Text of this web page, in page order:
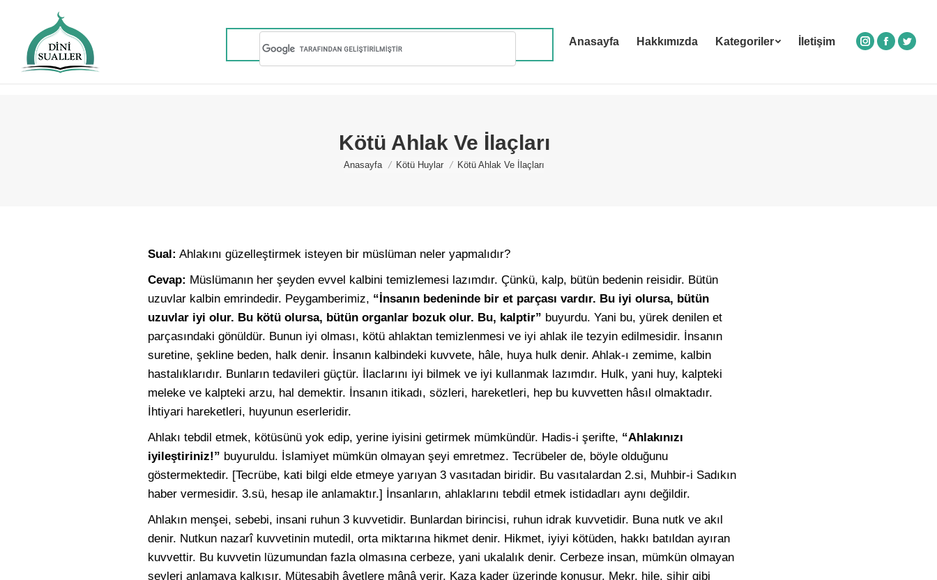
Anasayfa Hakkımızda Kategoriler İletişim
Instagram
Facebook
Kötü Ahlak Ve İlaçları
You are here:
Anasayfa Kötü Huylar Kötü Ahlak Ve İlaçları
Sual: Ahlakını güzelleştirmek isteyen bir müslüman neler yapmalıdır?
Cevap: Müslümanın her şeyden evvel kalbini temizlemesi lazımdır. Çünkü, kalp, bütün bedenin reisidir. Bütün
uzuvlar kalbin emrindedir. Peygamberimiz, “İnsanın bedeninde bir et parçası vardır. Bu iyi olursa, bütün
uzuvlar iyi olur. Bu kötü olursa, bütün organlar bozuk olur. Bu, kalptir” buyurdu. Yani bu, yürek denilen et
parçasındaki gönüldür. Bunun iyi olması, kötü ahlaktan temizlenmesi ve iyi ahlak ile tezyin edilmesidir. İnsanın
suretine, şekline beden, halk denir. İnsanın kalbindeki kuvvete, hâle, huya hulk denir. Ahlak-ı zemime, kalbin
hastalıklarıdır. Bunların tedavileri güçtür. İlaclarını iyi bilmek ve iyi kullanmak lazımdır. Hulk, yani huy, kalpteki
meleke ve kalpteki arzu, hal demektir. İnsanın itikadı, sözleri, hareketleri, hep bu kuvvetten hâsıl olmaktadır.
İhtiyari hareketleri, huyunun eserleridir.
Ahlakı tebdil etmek, kötüsünü yok edip, yerine iyisini getirmek mümkündür. Hadis-i şerifte, “Ahlakınızı
iyileştiriniz!” buyuruldu. İslamiyet mümkün olmayan şeyi emretmez. Tecrübeler de, böyle olduğunu
göstermektedir. [Tecrübe, kati bilgi elde etmeye yarıyan 3 vasıtadan biridir. Bu vasıtalardan 2.si, Muhbir-i Sadıkın
haber vermesidir. 3.sü, hesap ile anlamaktır.] İnsanların, ahlaklarını tebdil etmek istidadları aynı değildir.
Ahlakın menşei, sebebi, insani ruhun 3 kuvvetidir. Bunlardan birincisi, ruhun idrak kuvvetidir. Buna nutk ve akıl
denir. Nutkun nazarî kuvvetinin mutedil, orta miktarına hikmet denir. Hikmet, iyiyi kötüden, hakkı batıldan ayıran
kuvvettir. Bu kuvvetin lüzumundan fazla olmasına cerbeze, yani ukalalık denir. Cerbeze insan, mümkün olmayan
şeyleri anlamaya kalkışır. Müteşabih âyetlere mânâ verir. Kaza kader üzerinde konuşur. Mekr, hile, sihir gibi